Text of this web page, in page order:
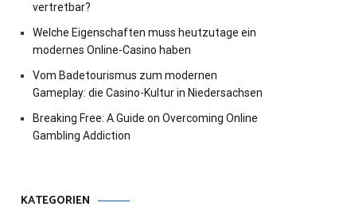
vertretbar?
Welche Eigenschaften muss heutzutage ein
modernes Online-Casino haben
Vom Badetourismus zum modernen
Gameplay: die Casino-Kultur in Niedersachsen
Breaking Free: A Guide on Overcoming Online
Gambling Addiction
KATEGORIEN